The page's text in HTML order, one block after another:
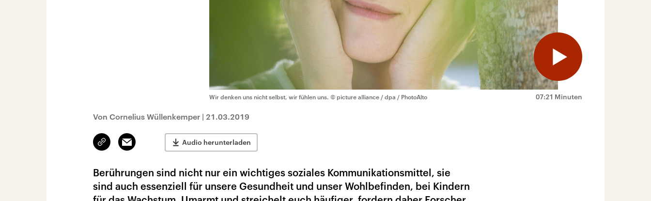
07:21 Minuten
Wir denken uns nicht selbst, wir fühlen uns. © picture alliance / dpa / PhotoAlto
Von Cornelius Wüllenkemper | 21.03.2019
Link
kopieren/teilen
Email Audio herunterladen
Berührungen sind nicht nur ein wichtiges soziales Kommunikationsmittel, sie
sind auch essenziell für unsere Gesundheit und unser Wohlbefinden, bei Kindern